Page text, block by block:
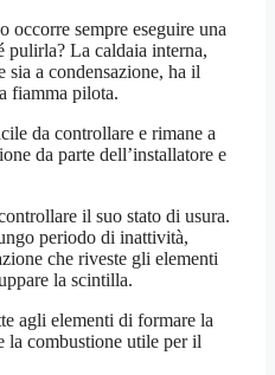
occorre sempre eseguire una
pulirla? La caldaia interna,
sia a condensazione, ha il
fiamma pilota.
da controllare e rimane a
da parte dell’installatore e
il suo stato di usura.
periodo di inattività,
che riveste gli elementi
la scintilla.
agli elementi di formare la
la combustione utile per il